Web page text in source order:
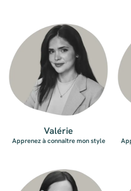
Valérie
Apprenez à connaître mon style